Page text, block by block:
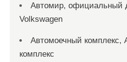
Автомир, официальный
Volkswagen
Автомоечный комплекс,
комплекс